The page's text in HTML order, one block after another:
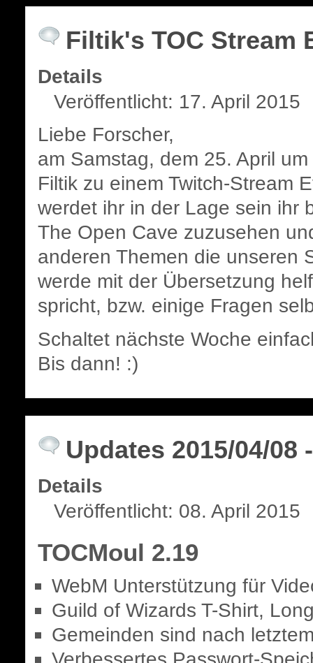
Filtik's TOC Stream
Details
Veröffentlicht: 17. April 2015
Liebe Forscher,
am Samstag, dem 25. April
Filtik zu einem Twitch-Stream
werdet ihr in der Lage sein ihr
The Open Cave zuzusehen
anderen Themen die unseren
werde mit der Übersetzung
spricht, bzw. einige Fragen
Schaltet nächste Woche
Bis dann! :)
Updates 2015/04/08
Details
Veröffentlicht: 08. April 2015
TOCMoul 2.19
WebM Unterstützung für
Guild of Wizards T-Shirt,
Gemeinden sind nach